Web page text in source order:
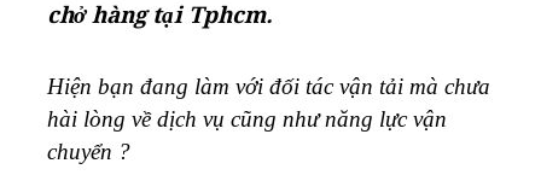
chở hàng tại Tphcm.
Hiện bạn đang làm với đối tác vận tải mà chưa
hài lòng về dịch vụ cũng như năng lực vận
chuyển ?